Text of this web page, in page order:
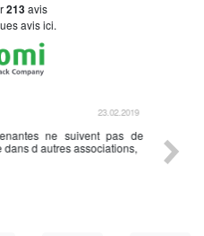
213avis
avis ici.
23.02.2019
ne suivent pas de
d autres associations,